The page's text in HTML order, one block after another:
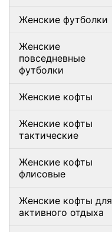
Женские футболки
Женские
повседневные
футболки
Женские кофты
Женские кофты
тактические
Женские кофты
флисовые
Женские кофты для
активного отдыха